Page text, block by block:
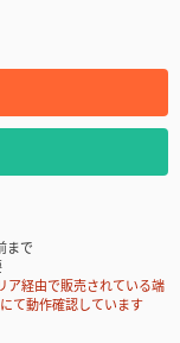
まで
経由で販売されている端
て動作確認しています